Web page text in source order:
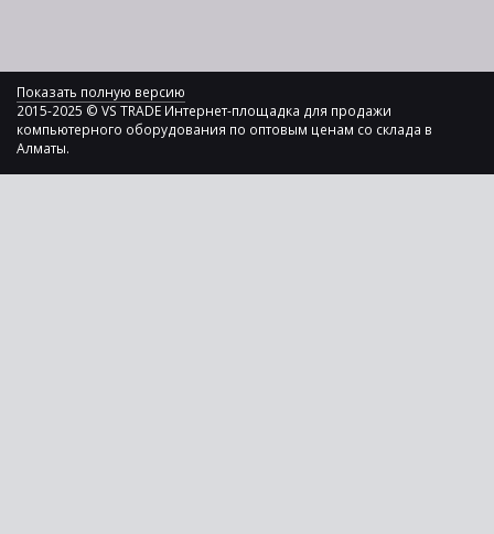
Показать полную версию
2015-2025 © VS TRADE Интернет-площадка для продажи
компьютерного оборудования по оптовым ценам со склада в
Алматы.